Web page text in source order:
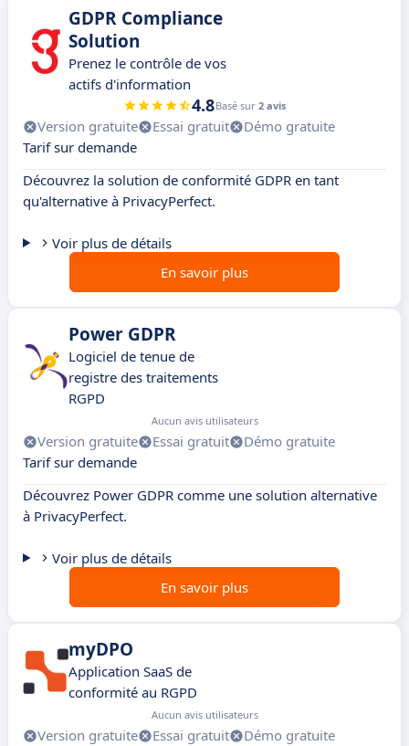
GDPR Compliance
Solution
Prenez le contrôle de vos
actifs d'information
4.8Basé sur 2 avis
Version gratuite Essai gratuit
Démo gratuite
Tarif sur demande
Découvrez la solution de conformité GDPR en tant
qu'alternative à PrivacyPerfect.
Voir plus de détails
En savoir plus
Power GDPR
Logiciel de tenue de
registre des traitements
RGPD
Aucun avis utilisateurs
Version gratuite Essai gratuit
Démo gratuite
Tarif sur demande
Découvrez Power GDPR comme une solution alternative
à PrivacyPerfect.
Voir plus de détails
En savoir plus
myDPO
Application SaaS de
conformité au RGPD
Aucun avis utilisateurs
Version gratuite Essai gratuit
Démo gratuite